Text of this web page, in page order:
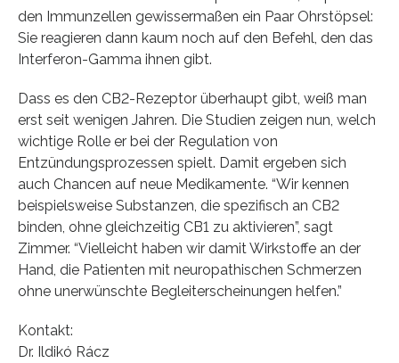
den Immunzellen gewissermaßen ein Paar Ohrstöpsel:
Sie reagieren dann kaum noch auf den Befehl, den das
Interferon-Gamma ihnen gibt.
Dass es den CB2-Rezeptor überhaupt gibt, weiß man
erst seit wenigen Jahren. Die Studien zeigen nun, welch
wichtige Rolle er bei der Regulation von
Entzündungsprozessen spielt. Damit ergeben sich
auch Chancen auf neue Medikamente. “Wir kennen
beispielsweise Substanzen, die spezifisch an CB2
binden, ohne gleichzeitig CB1 zu aktivieren”, sagt
Zimmer. “Vielleicht haben wir damit Wirkstoffe an der
Hand, die Patienten mit neuropathischen Schmerzen
ohne unerwünschte Begleiterscheinungen helfen.”
Kontakt:
Dr. Ildikó Rácz